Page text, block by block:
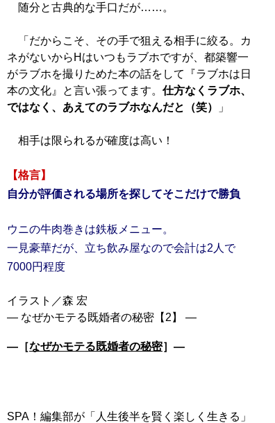
随分と古典的な手口だが……。
「だからこそ、その手で狙える相手に絞る。カ
ネがないからHはいつもラブホですが、都築響一
がラブホを撮りためた本の話をして『ラブホは日
本の文化』と言い張ってます。 仕方なくラブホ、
ではなく、あえてのラブホなんだと（笑）
」
相手は限られるが確度は高い！
【格言】
自分が評価される場所を探してそこだけで勝負
ウニの牛肉巻きは鉄板メニュー。
一見豪華だが、立ち飲み屋なので会計は2人で
7000円程度
イラスト／森 宏
―［なぜかモテる既婚者の秘密］―
SPA！編集部が「人生後半を賢く楽しく生きる」